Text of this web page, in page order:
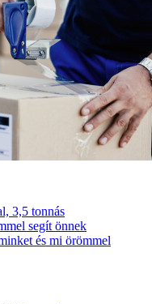
3,5 tonnás
segít önnek
és mi örömmel